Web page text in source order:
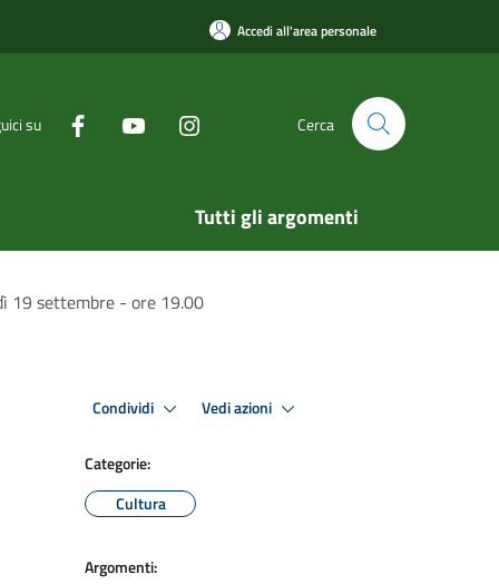
Accedi all'area personale
su Cerca
Tutti gli argomenti
19 settembre - ore 19.00
Condividi Vedi azioni
Categorie:
Cultura
Argomenti: